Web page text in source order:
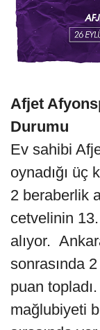
Afjet
Durumu
Ev sahibi
oynadığı üç
2 beraberlik
cetvelinin 13.
alıyor.
sonrasında
puan
mağlubiyeti